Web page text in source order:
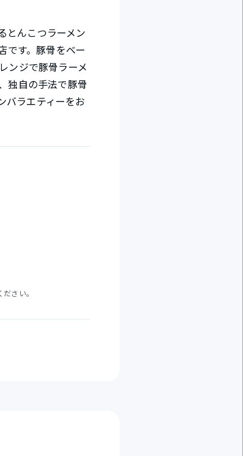
とんこつラーメン
です。豚骨をベー
ンジで豚骨ラーメ
独自の手法で豚骨
バラエティーをお
さい。